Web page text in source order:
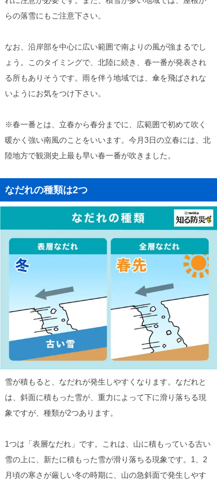
らの落雪にもご注意下さい。
なお、沿岸部を中心に広い範囲で南よりの風が強まるでし
ょう。このタイミングで、北陸に続き、春一番が発表され
る所もありそうです。雨を伴う地域では、傘を飛ばされな
いようにお気をつけ下さい。
※春一番とは、立春から春分までに、広範囲で初めて吹く
暖かく強い南風のことをいいます。今月3日の立春には、北
陸地方で観測史上最も早い春一番が吹きました。
なだれの種類は2つ
雪が積もると、なだれが発生しやすくなります。なだれと
は、斜面に積もった雪が、重力によって下に滑り落ちる現
象ですが、種類が2つあります。
1つは「表層なだれ」です。これは、山に積もっている古い
雪の上に、新たに積もった雪が滑り落ちる現象です。1、2
月頃の寒さが厳しい冬の時期に、山の急斜面で発生しやす